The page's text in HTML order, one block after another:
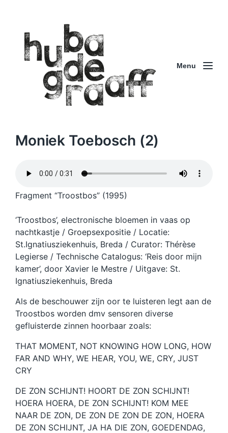
Menu
Moniek Toebosch (2)
Fragment “Troostbos” (1995)
‘Troostbos’, electronische bloemen in vaas op
nachtkastje / Groepsexpositie / Locatie:
St.Ignatiusziekenhuis, Breda / Curator: Thérèse
Legierse / Technische Catalogus: ‘Reis door mijn
kamer’, door Xavier le Mestre / Uitgave: St.
Ignatiusziekenhuis, Breda
Als de beschouwer zijn oor te luisteren legt aan de
Troostbos worden dmv sensoren diverse
gefluisterde zinnen hoorbaar zoals:
THAT MOMENT, NOT KNOWING HOW LONG, HOW
FAR AND WHY, WE HEAR, YOU, WE, CRY, JUST
CRY
DE ZON SCHIJNT! HOORT DE ZON SCHIJNT!
HOERA HOERA, DE ZON SCHIJNT! KOM MEE
NAAR DE ZON, DE ZON DE ZON DE ZON, HOERA
DE ZON SCHIJNT, JA HA DIE ZON, GOEDENDAG,